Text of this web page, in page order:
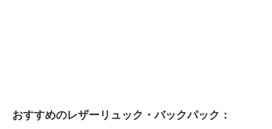
おすすめのレザーリュック・バックパック：